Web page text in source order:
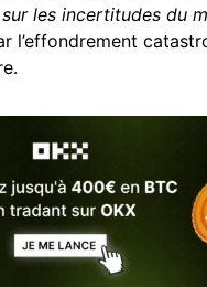
les incertitudes du
l’effondrement